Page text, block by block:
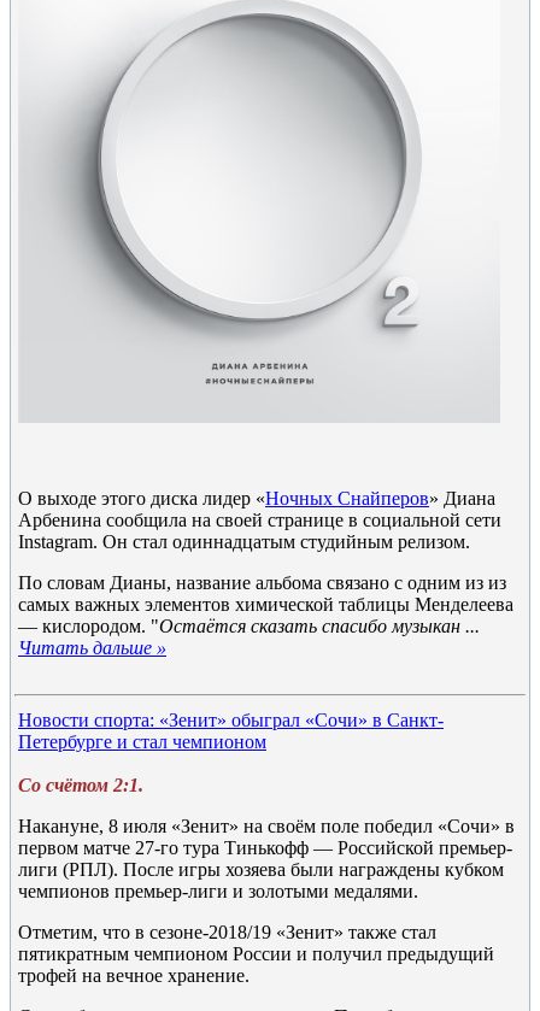
О выходе этого диска лидер «Ночных Снайперов» Диана
Арбенина сообщила на своей странице в социальной сети
Instagram. Он стал одиннадцатым студийным релизом.
По словам Дианы, название альбома связано с одним из из
самых важных элементов химической таблицы Менделеева
— кислородом. "Остаётся сказать спасибо музыкан ...
Читать дальше »
Новости спорта: «Зенит» обыграл «Сочи» в Санкт-
Петербурге и стал чемпионом
Со счётом 2:1.
Накануне, 8 июля «Зенит» на своём поле победил «Сочи» в
первом матче 27-го тура Тинькофф — Российской премьер-
лиги (РПЛ). После игры хозяева были награждены кубком
чемпионов премьер-лиги и золотыми медалями.
Отметим, что в сезоне-2018/19 «Зенит» также стал
пятикратным чемпионом России и получил предыдущий
трофей на вечное хранение.